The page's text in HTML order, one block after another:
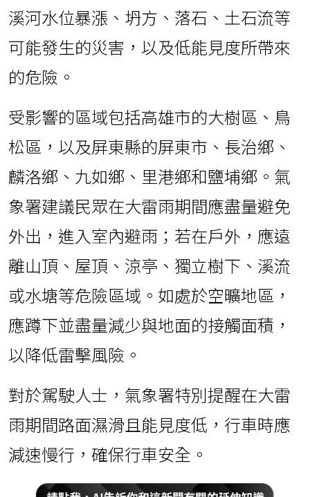
溪河水位暴漲、坍方、落石、土石流等
可能發生的災害，以及低能見度所帶來
的危險。
受影響的區域包括高雄市的大樹區、鳥
松區，以及屏東縣的屏東市、長治鄉、
麟洛鄉、九如鄉、里港鄉和鹽埔鄉。氣
象署建議民眾在大雷雨期間應盡量避免
外出，進入室內避雨；若在戶外，應遠
離山頂、屋頂、涼亭、獨立樹下、溪流
或水塘等危險區域。如處於空曠地區，
應蹲下並盡量減少與地面的接觸面積，
以降低雷擊風險。
對於駕駛人士，氣象署特別提醒在大雷
雨期間路面濕滑且能見度低，行車時應
減速慢行，確保行車安全。